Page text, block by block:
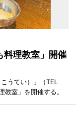
料理教室」開催
うてい）」（TEL
室」を開催する。